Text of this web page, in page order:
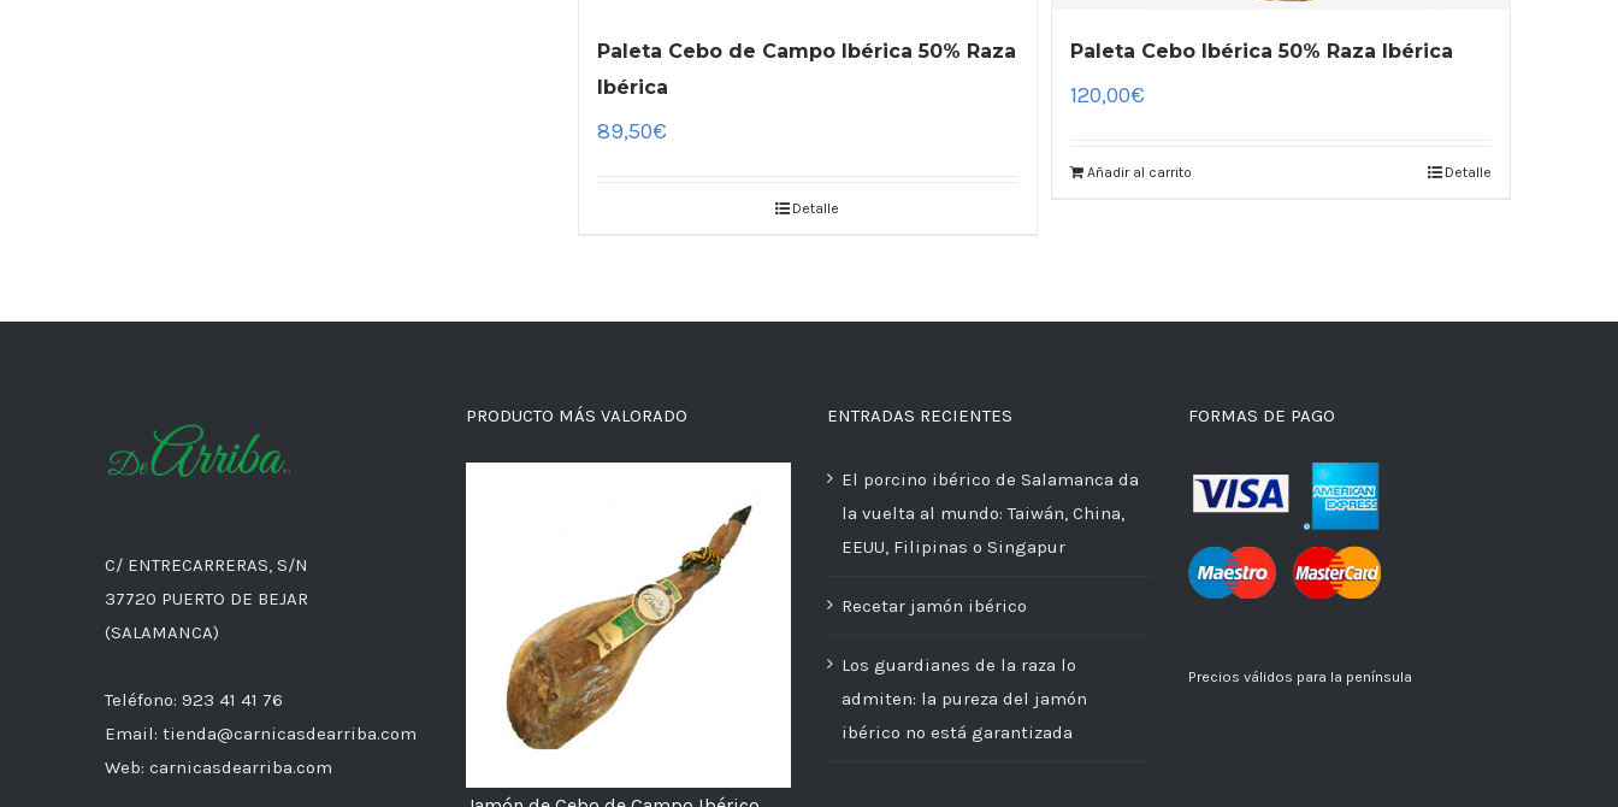
Paleta Cebo de Campo Ibérica 50% Raza
Ibérica
89,50€
Detalle
Paleta Cebo Ibérica 50% Raza Ibérica
120,00€
Añadir al carrito Detalle
C/ ENTRECARRERAS, S/N
37720 PUERTO DE BEJAR
(SALAMANCA)
Teléfono: 923 41 41 76
Email: tienda@carnicasdearriba.com
Web: carnicasdearriba.com
PRODUCTO MÁS VALORADO ENTRADAS RECIENTES
El porcino ibérico de Salamanca da
la vuelta al mundo: Taiwán, China,
EEUU, Filipinas o Singapur
Recetar jamón ibérico
Los guardianes de la raza lo
admiten: la pureza del jamón
ibérico no está garantizada
FORMAS DE PAGO
Precios válidos para la península